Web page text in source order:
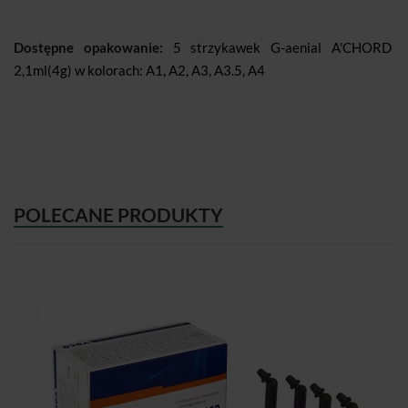
Dostępne opakowanie: 5 strzykawek G-aenial A'CHORD
2,1ml(4g) w kolorach: A1, A2, A3, A3.5, A4
POLECANE PRODUKTY